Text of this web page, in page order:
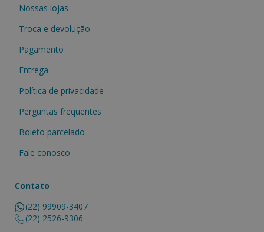
Nossas lojas
Troca e devolução
Pagamento
Entrega
Política de privacidade
Perguntas frequentes
Boleto parcelado
Fale conosco
Contato
(22) 99909-3407
(22) 2526-9306